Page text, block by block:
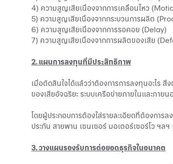
4) ความสูญเสียเนื่องจากการเคลื่อนไหว
5) ความสูญเสียเนื่องจากกระบวนการผลิต
6) ความสูญเสียเนื่องจากการรอคอย (Delay)
7) ความสูญเสียเนื่องจากการผลิตของเสีย
2. แผนการลงทุนที่มีประสิทธิภาพ
เมื่อตัดสินใจได้แล้วว่าต้องการการลงทุนอะไร
ของเสียอัจฉริยะ ระบบเครือข่ายภายในและภายน
โดยผู้ประกอบการต้องใส่รายละเอียดที่ต้องการ
ประกัน สายพาน เซนเซอร์ มอเตอร์เซอร์โว ฯล
3. วางแผนรองรับการต่อยอดธุรกิจในอนาคต